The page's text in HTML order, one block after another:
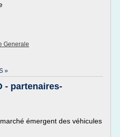
Generale
»
- partenaires-
émergent des véhicules